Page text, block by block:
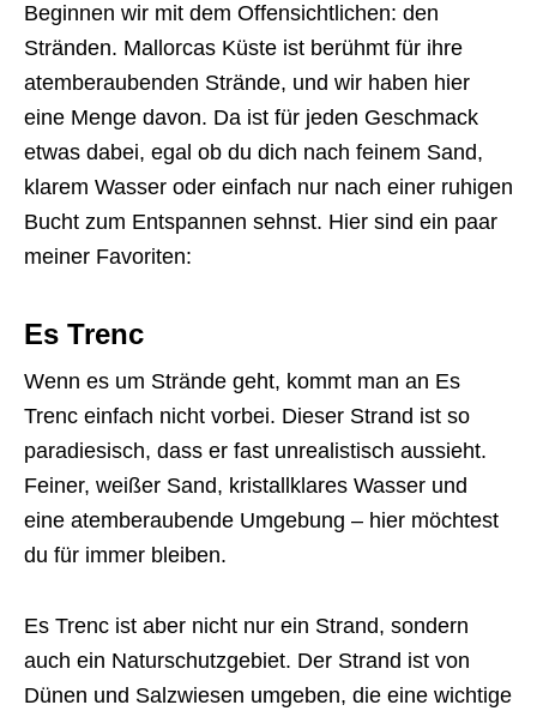
Beginnen wir mit dem Offensichtlichen: den
Stränden. Mallorcas Küste ist berühmt für ihre
atemberaubenden Strände, und wir haben hier
eine Menge davon. Da ist für jeden Geschmack
etwas dabei, egal ob du dich nach feinem Sand,
klarem Wasser oder einfach nur nach einer ruhigen
Bucht zum Entspannen sehnst. Hier sind ein paar
meiner Favoriten:
Es Trenc
Wenn es um Strände geht, kommt man an Es
Trenc einfach nicht vorbei. Dieser Strand ist so
paradiesisch, dass er fast unrealistisch aussieht.
Feiner, weißer Sand, kristallklares Wasser und
eine atemberaubende Umgebung – hier möchtest
du für immer bleiben.
Es Trenc ist aber nicht nur ein Strand, sondern
auch ein Naturschutzgebiet. Der Strand ist von
Dünen und Salzwiesen umgeben, die eine wichtige